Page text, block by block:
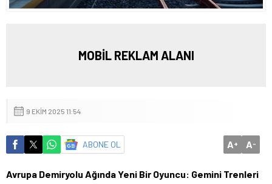
MOBİL REKLAM ALANI
9 EKIM 2025 11:54
ABONE OL A+ A-
Avrupa Demiryolu Ağında Yeni Bir Oyuncu: Gemini Trenleri